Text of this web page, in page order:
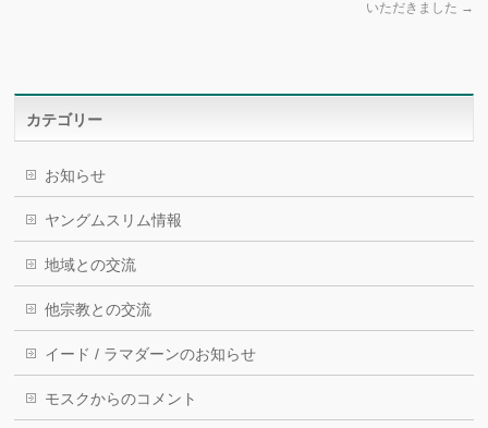
いただきました →
カテゴリー
お知らせ
ヤングムスリム情報
地域との交流
他宗教との交流
イード / ラマダーンのお知らせ
モスクからのコメント